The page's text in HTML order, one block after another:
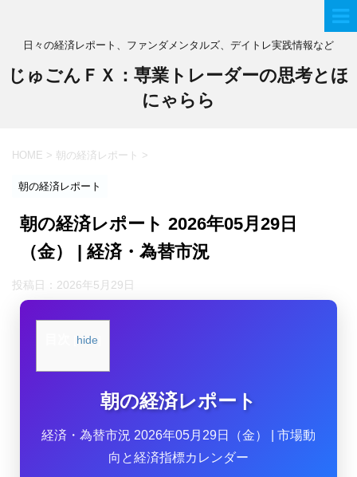
日々の経済レポート、ファンダメンタルズ、デイトレ実践情報など
じゅごんＦＸ：専業トレーダーの思考とほ
にゃらら
HOME > 朝の経済レポート >
朝の経済レポート
朝の経済レポート 2026年05月29日
（金） | 経済・為替市況
投稿日： 2026年5月29日
hide
朝の経済レポート
経済・為替市況 2026年05月29日（金） | 市場動
向と経済指標カレンダー